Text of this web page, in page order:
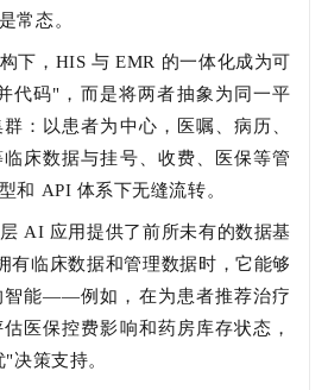
常态。
下，HIS 与 EMR 的一体化成为可
代码"，而是将两者抽象为同一平
：以患者为中心，医嘱、病历、
床数据与挂号、收费、医保等管
和 API 体系下无缝流转。
AI 应用提供了前所未有的数据基
有临床数据和管理数据时，它能够
智能——例如，在为患者推荐治疗
医保控费影响和药房库存状态，
决策支持。